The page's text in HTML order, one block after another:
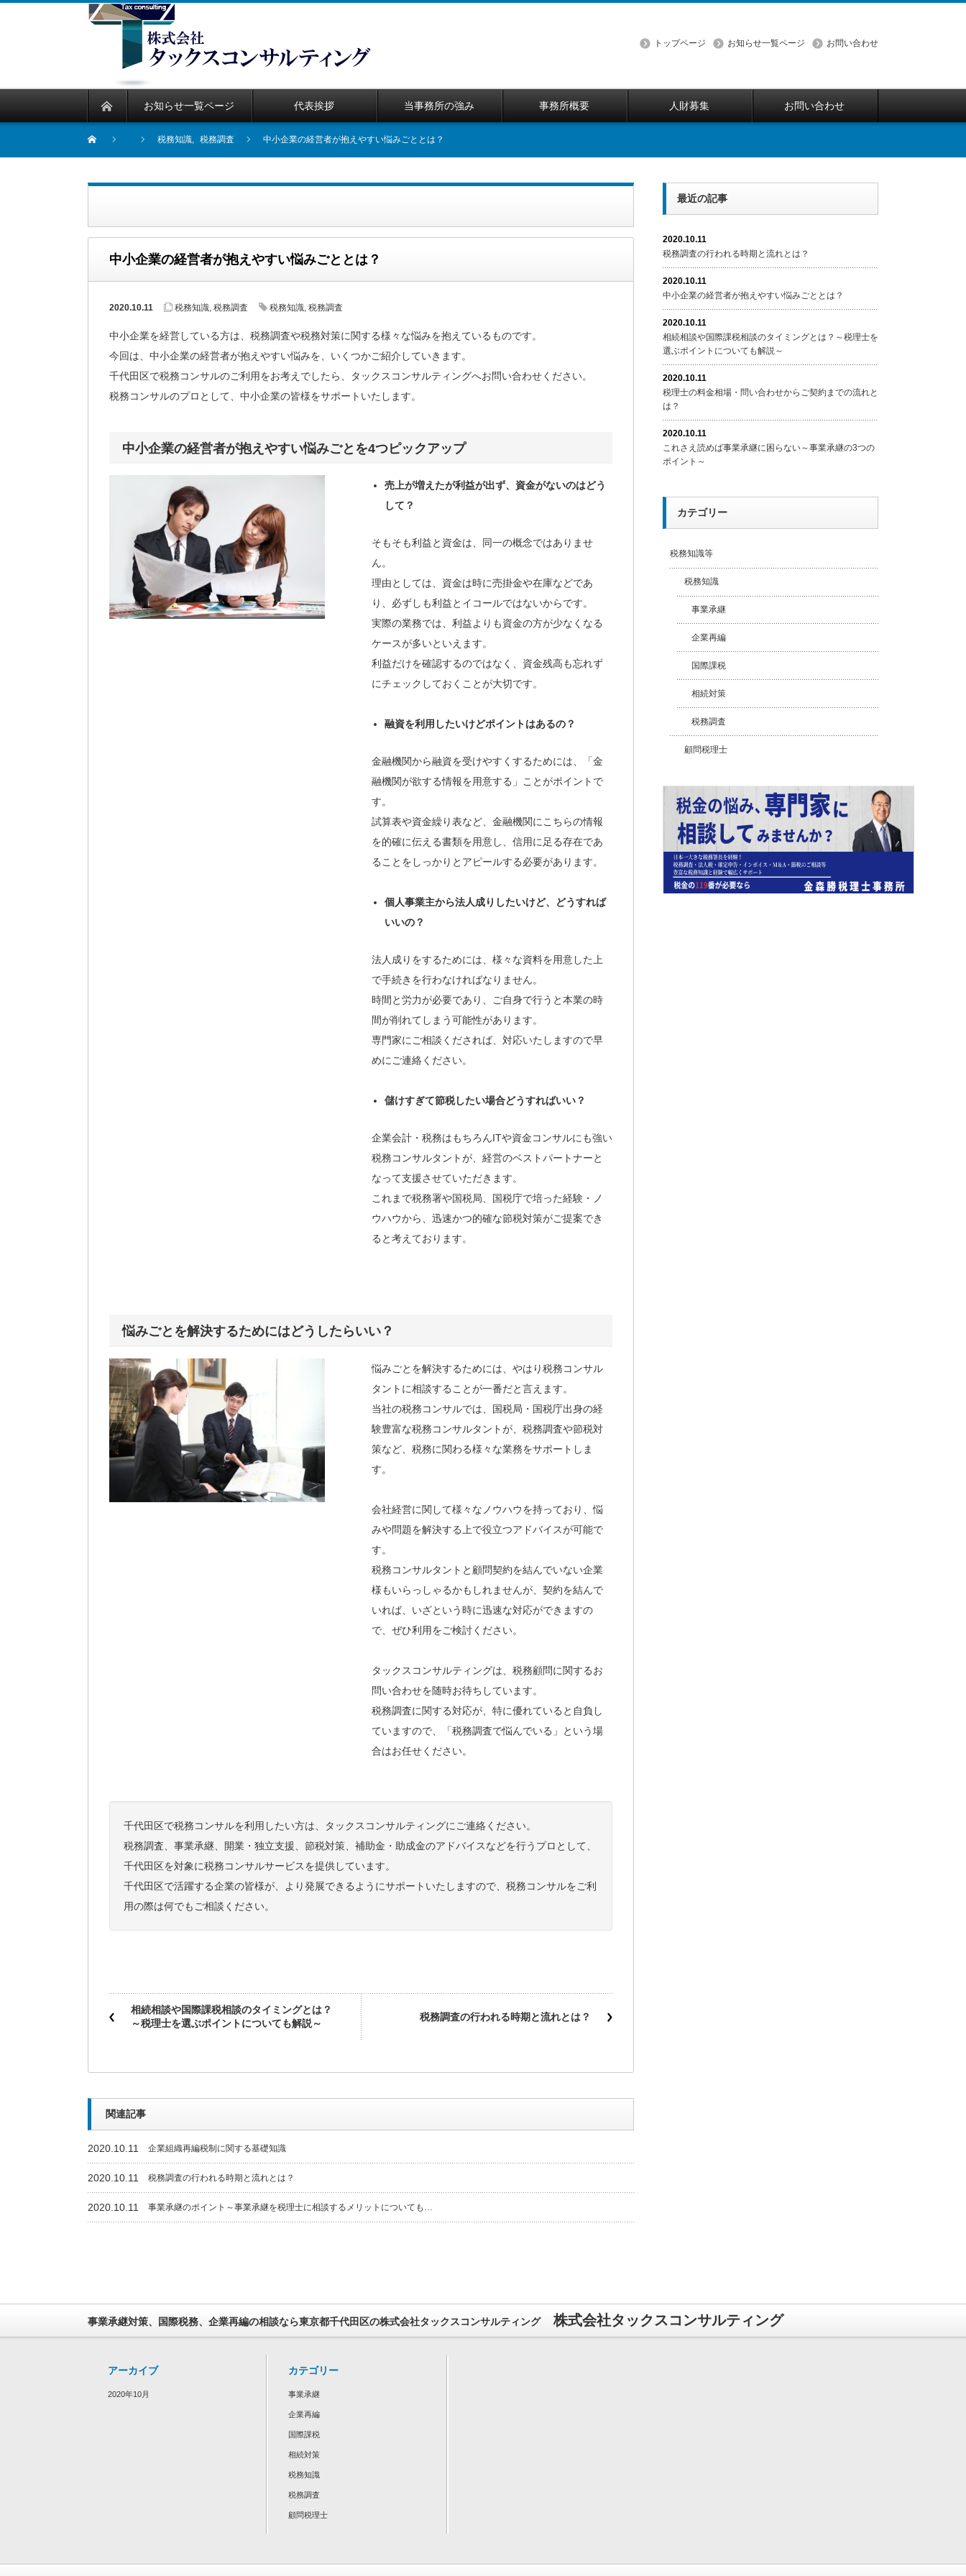
トップページ お知らせ一覧ページ お問い合わせ
お知らせ一覧ページ 代表挨拶 当事務所の強み 事務所概要 人財募集 お問い合わせ
税務知識, 税務調査 中小企業の経営者が抱えやすい悩みごととは？
中小企業の経営者が抱えやすい悩みごととは？
2020.10.11 税務知識, 税務調査 税務知識, 税務調査
中小企業を経営している方は、税務調査や税務対策に関する様々な悩みを抱えているものです。
今回は、中小企業の経営者が抱えやすい悩みを、いくつかご紹介していきます。
千代田区で税務コンサルのご利用をお考えでしたら、タックスコンサルティングへお問い合わせください。
税務コンサルのプロとして、中小企業の皆様をサポートいたします。
中小企業の経営者が抱えやすい悩みごとを4つピックアップ
売上が増えたが利益が出ず、資金がないのはどう
して？
そもそも利益と資金は、同一の概念ではありませ
ん。
理由としては、資金は時に売掛金や在庫などであ
り、必ずしも利益とイコールではないからです。
実際の業務では、利益よりも資金の方が少なくなる
ケースが多いといえます。
利益だけを確認するのではなく、資金残高も忘れず
にチェックしておくことが大切です。
融資を利用したいけどポイントはあるの？
金融機関から融資を受けやすくするためには、「金
融機関が欲する情報を用意する」ことがポイントで
す。
試算表や資金繰り表など、金融機関にこちらの情報
を的確に伝える書類を用意し、信用に足る存在であ
ることをしっかりとアピールする必要があります。
個人事業主から法人成りしたいけど、どうすれば
いいの？
法人成りをするためには、様々な資料を用意した上
で手続きを行わなければなりません。
時間と労力が必要であり、ご自身で行うと本業の時
間が削れてしまう可能性があります。
専門家にご相談くだされば、対応いたしますので早
めにご連絡ください。
儲けすぎて節税したい場合どうすればいい？
企業会計・税務はもちろんITや資金コンサルにも強い
税務コンサルタントが、経営のベストパートナーと
なって支援させていただきます。
これまで税務署や国税局、国税庁で培った経験・ノ
ウハウから、迅速かつ的確な節税対策がご提案でき
ると考えております。
悩みごとを解決するためにはどうしたらいい？
悩みごとを解決するためには、やはり税務コンサル
タントに相談することが一番だと言えます。
当社の税務コンサルでは、国税局・国税庁出身の経
験豊富な税務コンサルタントが、税務調査や節税対
策など、税務に関わる様々な業務をサポートしま
す。
会社経営に関して様々なノウハウを持っており、悩
みや問題を解決する上で役立つアドバイスが可能で
す。
税務コンサルタントと顧問契約を結んでいない企業
様もいらっしゃるかもしれませんが、契約を結んで
いれば、いざという時に迅速な対応ができますの
で、ぜひ利用をご検討ください。
タックスコンサルティングは、税務顧問に関するお
問い合わせを随時お待ちしています。
税務調査に関する対応が、特に優れていると自負し
ていますので、「税務調査で悩んでいる」という場
合はお任せください。
千代田区で税務コンサルを利用したい方は、タックスコンサルティングにご連絡ください。
税務調査、事業承継、開業・独立支援、節税対策、補助金・助成金のアドバイスなどを行うプロとして、
千代田区を対象に税務コンサルサービスを提供しています。
千代田区で活躍する企業の皆様が、より発展できるようにサポートいたしますので、税務コンサルをご利
用の際は何でもご相談ください。
相続相談や国際課税相談のタイミングとは？
～税理士を選ぶポイントについても解説～
税務調査の行われる時期と流れとは？
関連記事
2020.10.11 企業組織再編税制に関する基礎知識
2020.10.11 税務調査の行われる時期と流れとは？
2020.10.11 事業承継のポイント～事業承継を税理士に相談するメリットについても…
最近の記事
2020.10.11
税務調査の行われる時期と流れとは？
2020.10.11
中小企業の経営者が抱えやすい悩みごととは？
2020.10.11
相続相談や国際課税相談のタイミングとは？～税理士を
選ぶポイントについても解説～
2020.10.11
税理士の料金相場・問い合わせからご契約までの流れと
は？
2020.10.11
これさえ読めば事業承継に困らない～事業承継の3つの
ポイント～
カテゴリー
税務知識等
税務知識
事業承継
企業再編
国際課税
相続対策
税務調査
顧問税理士
事業承継対策、国際税務、企業再編の相談なら東京都千代田区の株式会社タックスコンサルティング 株式会社タックスコンサルティング
アーカイブ
2020年10月
カテゴリー
事業承継
企業再編
国際課税
相続対策
税務知識
税務調査
顧問税理士